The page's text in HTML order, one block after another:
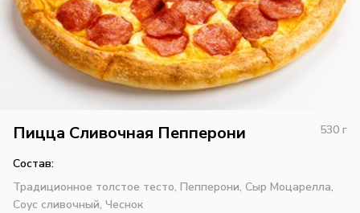
Пицца Сливочная Пепперони 530 г
Состав:
Традиционное толстое тесто, Пепперони, Сыр Моцарелла,
Соус сливочный, Чеснок